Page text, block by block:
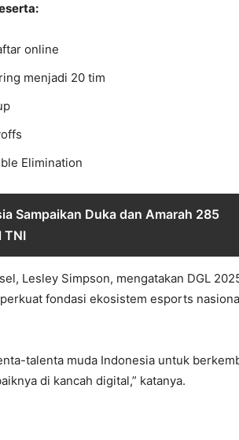
online
menjadi 20 tim
Elimination
Sampaikan Duka dan Amarah 285
TNI
Lesley Simpson, mengatakan DGL
fondasi ekosistem esports
talenta muda Indonesia untuk
di kancah digital,” katanya.